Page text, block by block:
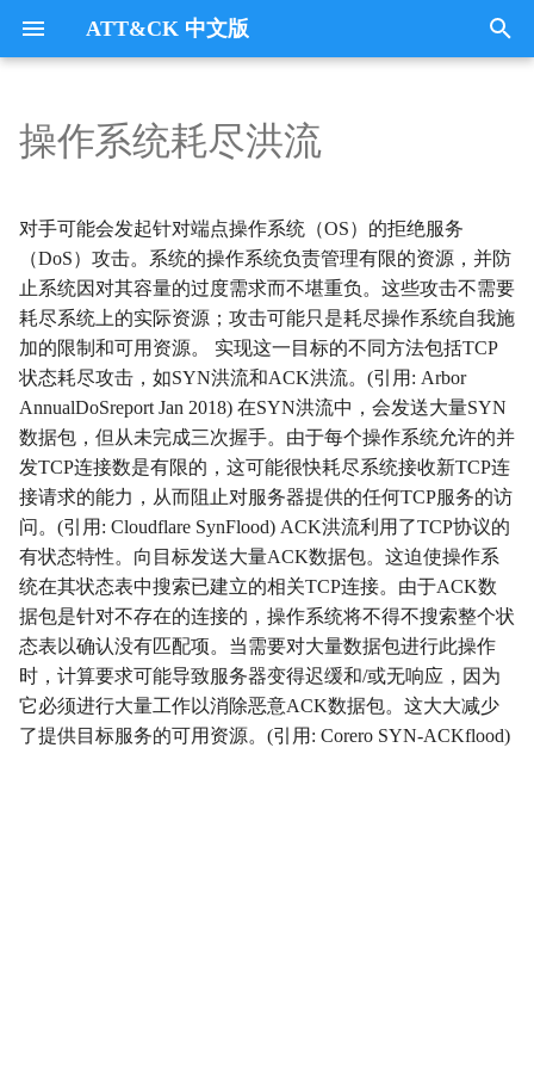
ATT&CK 中文版
入
以
始
搜
索
Tactics Collection
CommandandControl
CredentialAccess
DefenseEvasion
Discovery
Execution
Exfiltration
Impact
InitialAccess
LateralMovement
Persistence
收集
指挥与控制
凭证访问
防御逃避
执行
数据外传
影响
初始访问
横向移动
持久性
操作系统耗尽洪流
对手可能会发起针对端点操作系统（OS）的拒绝服务
（DoS）攻击。系统的操作系统负责管理有限的资源，并防
止系统因对其容量的过度需求而不堪重负。这些攻击不需要
耗尽系统上的实际资源；攻击可能只是耗尽操作系统自我施
加的限制和可用资源。 实现这一目标的不同方法包括TCP
状态耗尽攻击，如SYN洪流和ACK洪流。(引用: Arbor
AnnualDoSreport Jan 2018) 在SYN洪流中，会发送大量SYN
数据包，但从未完成三次握手。由于每个操作系统允许的并
发TCP连接数是有限的，这可能很快耗尽系统接收新TCP连
接请求的能力，从而阻止对服务器提供的任何TCP服务的访
问。(引用: Cloudflare SynFlood) ACK洪流利用了TCP协议的
有状态特性。向目标发送大量ACK数据包。这迫使操作系
统在其状态表中搜索已建立的相关TCP连接。由于ACK数
据包是针对不存在的连接的，操作系统将不得不搜索整个状
态表以确认没有匹配项。当需要对大量数据包进行此操作
时，计算要求可能导致服务器变得迟缓和/或无响应，因为
它必须进行大量工作以消除恶意ACK数据包。这大大减少
了提供目标服务的可用资源。(引用: Corero SYN-ACKflood)